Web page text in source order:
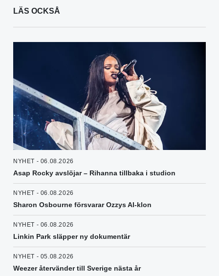
LÄS OCKSÅ
NYHET - 06.08.2026
Asap Rocky avslöjar – Rihanna tillbaka i studion
NYHET - 06.08.2026
Sharon Osbourne försvarar Ozzys AI-klon
NYHET - 06.08.2026
Linkin Park släpper ny dokumentär
NYHET - 05.08.2026
Weezer återvänder till Sverige nästa år